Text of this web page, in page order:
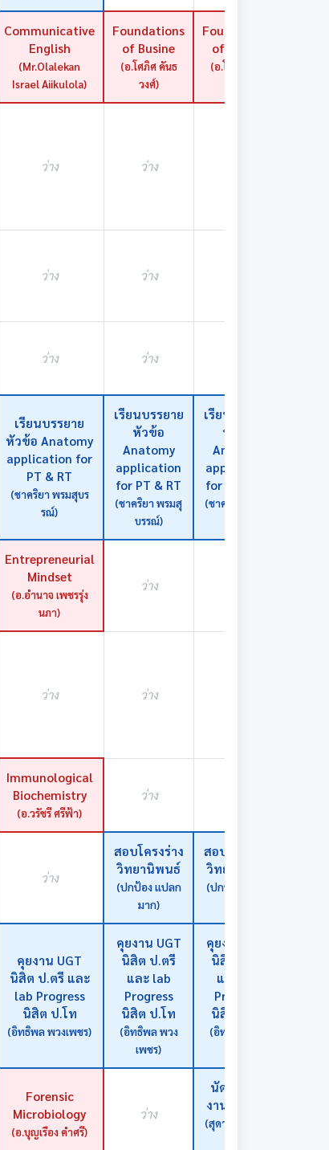
Communicative
English
(Mr.Olalekan
Israel Aiikulola)
Foundations
of Busine
(อ.โศภิศ คันธ
วงศ์)
Foundations
of Busine
(อ.โศภิศ คันธ
ว่าง ว่าง
ว่าง ว่าง
ว่าง ว่าง
เรียนบรรยาย
หัวข้อ Anatomy
application for
PT & RT
(ชาคริยา พรมสุบร
รณ์)
เรียนบรรยาย
หัวข้อ
Anatomy
application
for PT & RT
(ชาคริยา พรมสุ
บรรณ์)
เรียนบรรยาย
หัวข้อ
Anatomy
application
for PT & RT
(ชาคริยา พรมสุ
Entrepreneurial
Mindset
(อ.อำนาจ เพชรรุ่ง
นภา)
ว่าง
ว่าง ว่าง
Immunological
Biochemistry
(อ.วรัชรี ศรีฟ้า)
ว่าง
ว่าง
สอบโครงร่าง
วิทยานิพนธ์
(ปกป้อง แปลก
มาก)
สอบโครงร่าง
วิทยานิพนธ์
(ปกป้อง แปลก
คุยงาน UGT
นิสิต ป.ตรี และ
lab Progress
นิสิต ป.โท
(อิทธิพล พวงเพชร)
คุยงาน UGT
นิสิต ป.ตรี
และ lab
Progress
นิสิต ป.โท
(อิทธิพล พวง
เพชร)
คุยงาน UGT
นิสิต ป.ตรี
และ lab
Progress
นิสิต ป.โท
(อิทธิพล พวง
Forensic
Microbiology
(อ.บุญเรือง คำศรี)
ว่าง
นัดนิสิตคุย
งานรายวิชา
(สุดารัตน์ อ่อนสุ